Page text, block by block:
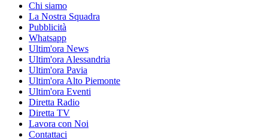
Chi siamo
La Nostra Squadra
Pubblicità
Whatsapp
Ultim'ora News
Ultim'ora Alessandria
Ultim'ora Pavia
Ultim'ora Alto Piemonte
Ultim'ora Eventi
Diretta Radio
Diretta TV
Lavora con Noi
Contattaci